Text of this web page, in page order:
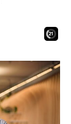
20